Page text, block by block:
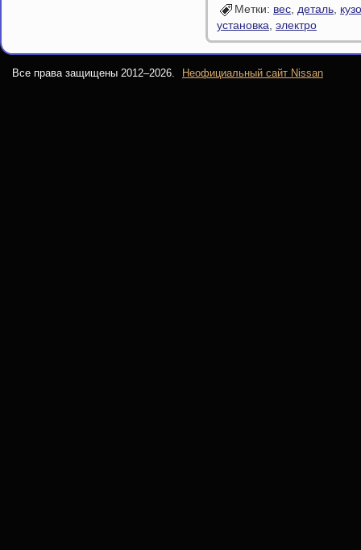
Метки: вес деталь
установка, электро
Все права защищены 2012–2026. Неофициальный сайт Nissan